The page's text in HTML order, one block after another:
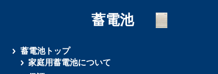
蓄電池
蓄電池トップ
家庭用蓄電池について